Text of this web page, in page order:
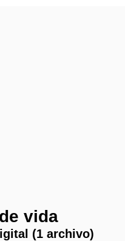
vida
(1 archivo)